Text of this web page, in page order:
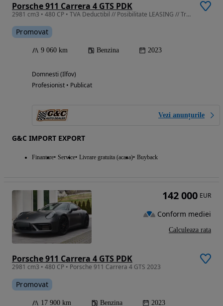
Porsche 911 Carrera 4 GTS PDK
2981 cm3 • 480 CP • TVA Deductibil // Posibilitate LEASING // Trapa Electrica // BOSE
Promovat
9 060 km Benzina 2023
Domnesti (Ilfov)
Profesionist • Publicat
Vezi anunțurile
G&C IMPORT EXPORT
Finantare Service Livrare gratuita (acasa) Buyback
Porsche 911 Carrera 4 GTS PDK
2981 cm3 • 480 CP • Porsche 911 Carrera 4 GTS 2023
Promovat
17 900 km Benzina 2023
142 000 EUR
Conform mediei
Calculeaza rata